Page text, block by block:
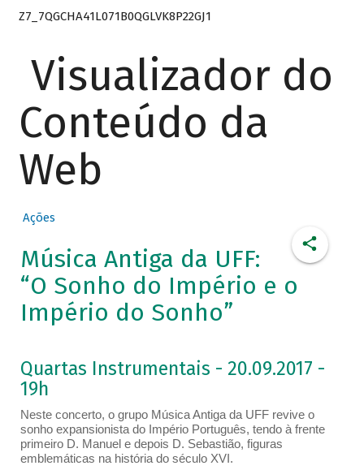
Z7_7QGCHA41L071B0QGLVK8P22GJ1
Visualizador do
Conteúdo da
Web
Ações
Música Antiga da UFF:
“O Sonho do Império e o
Império do Sonho”
Quartas Instrumentais - 20.09.2017 -
19h
Neste concerto, o grupo Música Antiga da UFF revive o
sonho expansionista do Império Português, tendo à frente
primeiro D. Manuel e depois D. Sebastião, figuras
emblemáticas na história do século XVI.